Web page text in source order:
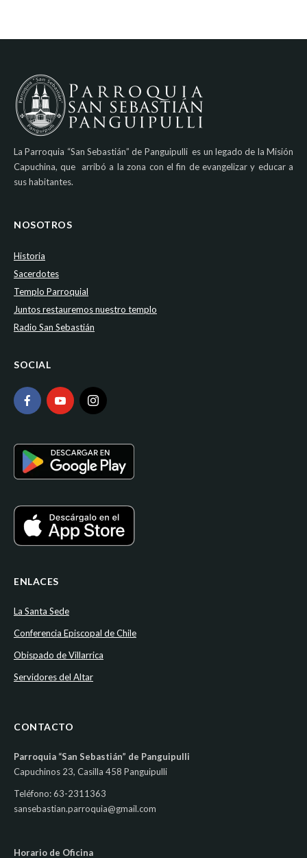
La Parroquia “San Sebastián” de Panguipulli es un legado de la Misión
Capuchina, que arribó a la zona con el fin de evangelizar y educar a
sus habitantes.
NOSOTROS
Historia
Sacerdotes
Templo Parroquial
Juntos restauremos nuestro templo
Radio San Sebastián
SOCIAL
ENLACES
La Santa Sede
Conferencia Episcopal de Chile
Obispado de Villarrica
Servidores del Altar
CONTACTO
Parroquia “San Sebastián” de Panguipulli
Capuchinos 23, Casilla 458 Panguipulli
Teléfono: 63-2311363
sansebastian.parroquia@gmail.com
Horario de Oficina